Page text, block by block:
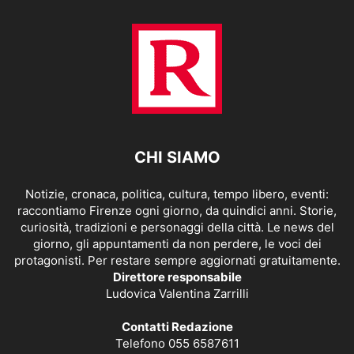
CHI SIAMO
Notizie, cronaca, politica, cultura, tempo libero, eventi:
raccontiamo Firenze ogni giorno, da quindici anni. Storie,
curiosità, tradizioni e personaggi della città. Le news del
giorno, gli appuntamenti da non perdere, le voci dei
protagonisti. Per restare sempre aggiornati gratuitamente.
Direttore responsabile
Ludovica Valentina Zarrilli
Contatti Redazione
Telefono 055 6587611